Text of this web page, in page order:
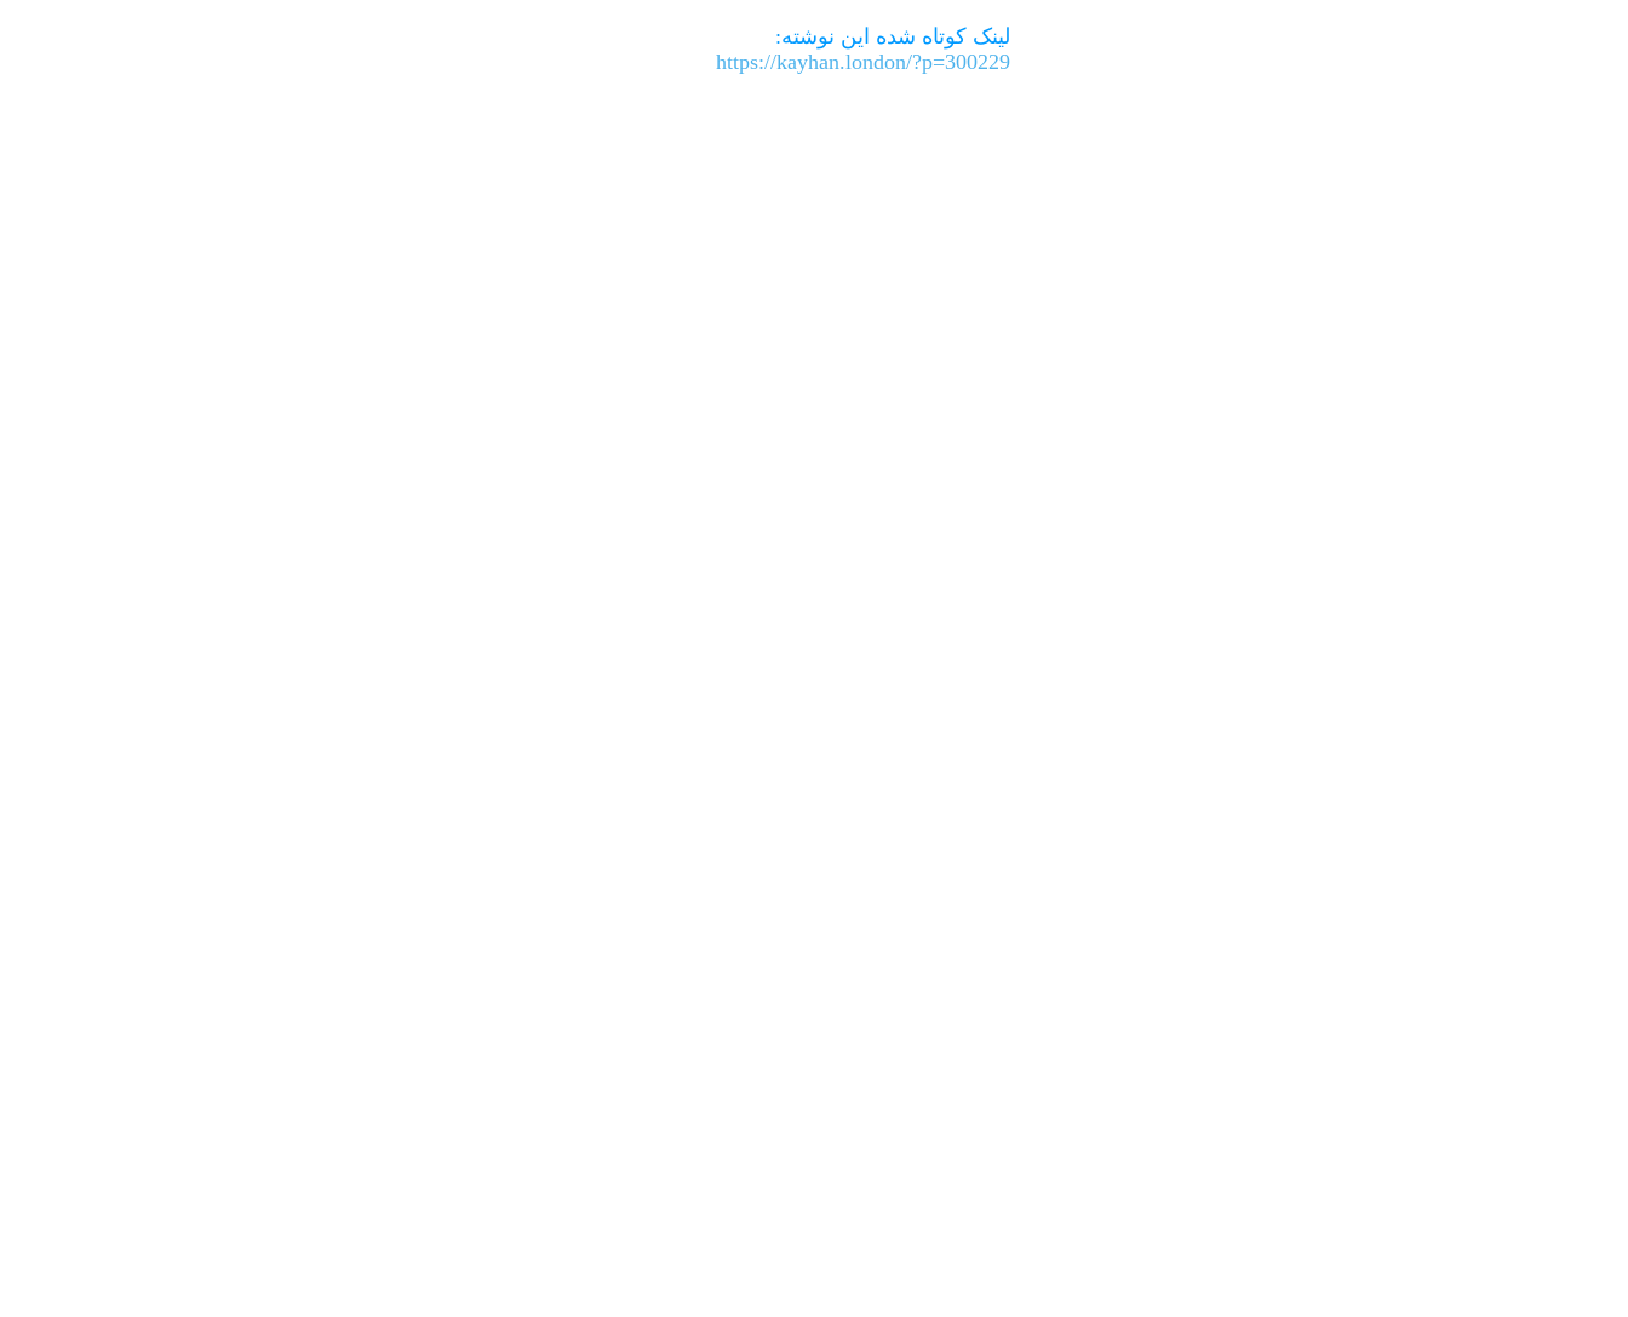
لینک کوتاه شده این نوشته:
https://kayhan.london/?p=300229